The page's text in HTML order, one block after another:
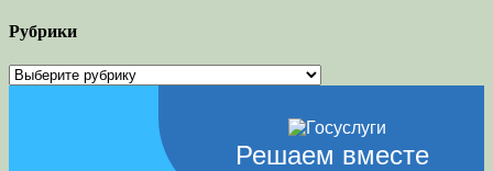
Рубрики
Рубрики
Решаем вместе